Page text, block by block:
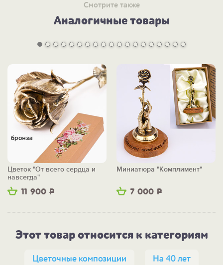
Смотрите также
Аналогичные товары
11 900 Р
Цветок "От всего сердца и
навсегда"
7 000 Р
Миниатюра "Комплимент"
Этот товар относится к категориям
Цветочные композиции На 40 лет